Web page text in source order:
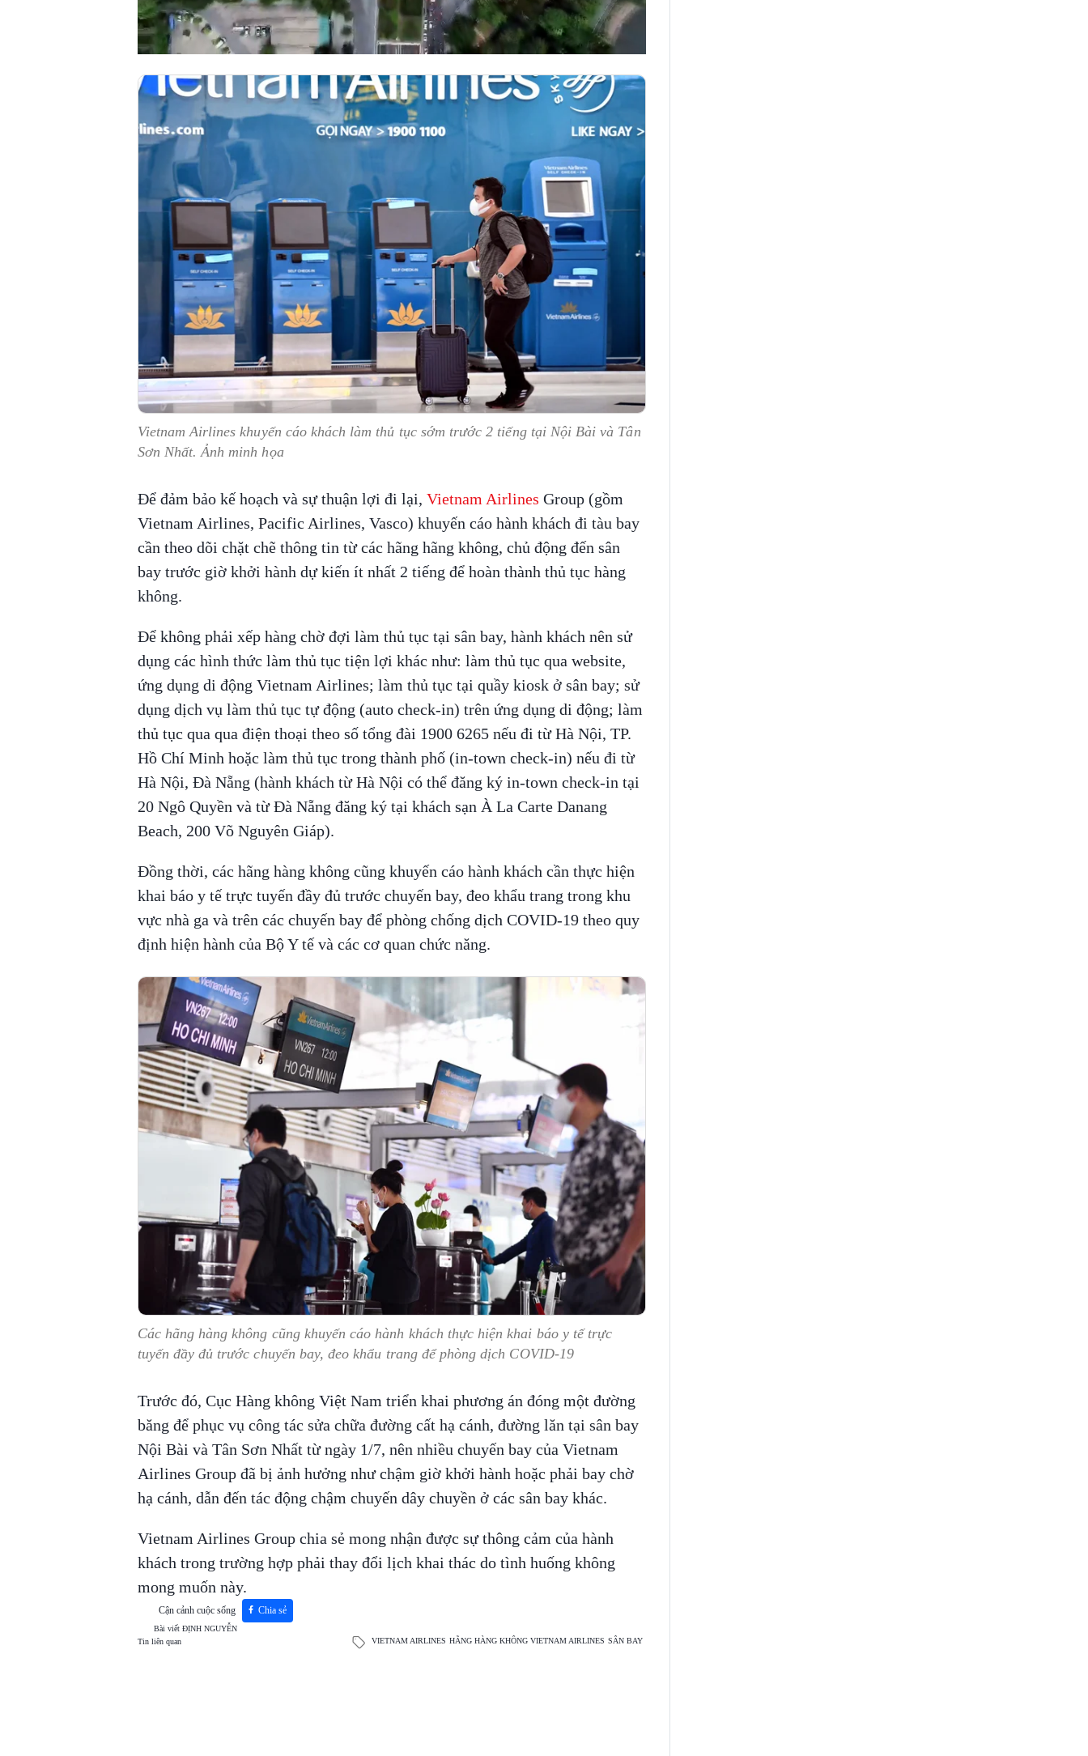
Vietnam Airlines khuyến cáo khách làm thủ tục sớm trước 2 tiếng tại Nội Bài và Tân
Sơn Nhất. Ảnh minh họa
Để đảm bảo kế hoạch và sự thuận lợi đi lại, Vietnam Airlines Group (gồm
Vietnam Airlines, Pacific Airlines, Vasco) khuyến cáo hành khách đi tàu bay
cần theo dõi chặt chẽ thông tin từ các hãng hãng không, chủ động đến sân
bay trước giờ khởi hành dự kiến ít nhất 2 tiếng để hoàn thành thủ tục hàng
không.
Để không phải xếp hàng chờ đợi làm thủ tục tại sân bay, hành khách nên sử
dụng các hình thức làm thủ tục tiện lợi khác như: làm thủ tục qua website,
ứng dụng di động Vietnam Airlines; làm thủ tục tại quầy kiosk ở sân bay; sử
dụng dịch vụ làm thủ tục tự động (auto check-in) trên ứng dụng di động; làm
thủ tục qua qua điện thoại theo số tổng đài 1900 6265 nếu đi từ Hà Nội, TP.
Hồ Chí Minh hoặc làm thủ tục trong thành phố (in-town check-in) nếu đi từ
Hà Nội, Đà Nẵng (hành khách từ Hà Nội có thể đăng ký in-town check-in tại
20 Ngô Quyền và từ Đà Nẵng đăng ký tại khách sạn À La Carte Danang
Beach, 200 Võ Nguyên Giáp).
Đồng thời, các hãng hàng không cũng khuyến cáo hành khách cần thực hiện
khai báo y tế trực tuyến đầy đủ trước chuyến bay, đeo khẩu trang trong khu
vực nhà ga và trên các chuyến bay để phòng chống dịch COVID-19 theo quy
định hiện hành của Bộ Y tế và các cơ quan chức năng.
Các hãng hàng không cũng khuyến cáo hành khách thực hiện khai báo y tế trực
tuyến đầy đủ trước chuyến bay, đeo khẩu trang để phòng dịch COVID-19
Trước đó, Cục Hàng không Việt Nam triển khai phương án đóng một đường
băng để phục vụ công tác sửa chữa đường cất hạ cánh, đường lăn tại sân bay
Nội Bài và Tân Sơn Nhất từ ngày 1/7, nên nhiều chuyến bay của Vietnam
Airlines Group đã bị ảnh hưởng như chậm giờ khởi hành hoặc phải bay chờ
hạ cánh, dẫn đến tác động chậm chuyến dây chuyền ở các sân bay khác.
Vietnam Airlines Group chia sẻ mong nhận được sự thông cảm của hành
khách trong trường hợp phải thay đổi lịch khai thác do tình huống không
mong muốn này.
Cận cảnh cuộc sống Chia sẻ
Bài viết ĐỊNH NGUYỄN
Tin liên quan
VIETNAM AIRLINES HÃNG HÀNG KHÔNG VIETNAM AIRLINES SÂN BAY